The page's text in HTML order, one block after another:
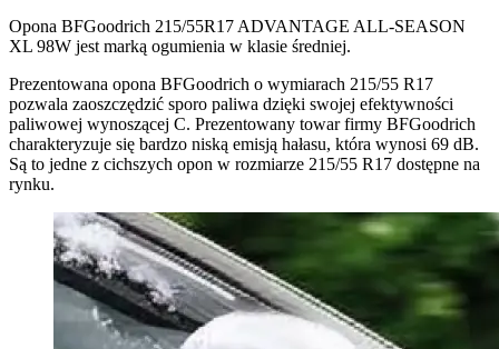
Opona BFGoodrich 215/55R17 ADVANTAGE ALL-SEASON
XL 98W jest marką ogumienia w klasie średniej.
Prezentowana opona BFGoodrich o wymiarach 215/55 R17
pozwala zaoszczędzić sporo paliwa dzięki swojej efektywności
paliwowej wynoszącej C. Prezentowany towar firmy BFGoodrich
charakteryzuje się bardzo niską emisją hałasu, która wynosi 69 dB.
Są to jedne z cichszych opon w rozmiarze 215/55 R17 dostępne na
rynku.